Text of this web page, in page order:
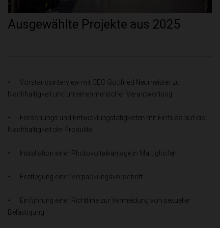
Ausgewählte Projekte aus 2025
•	Vorstandsinterview mit CEO Gottfried Neumeister zu
Nachhaltigkeit und unternehmerischer Verantwortung
•	Forschungs und Entwicklungstätigkeiten mit Einfluss auf die
Nachhaltigkeit der Produkte
•	Installation einer Photovoltaikanlage in Mattighofen
•	Festlegung einer Verpackungsvorschrift
•	Einführung einer Richtlinie zur Vermeidung von sexueller
Belästigung